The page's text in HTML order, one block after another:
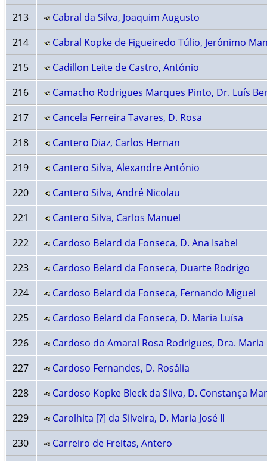
213
Cabral da Silva, Joaquim Augusto
214
Cabral Kopke de Figueiredo Túlio, Jerónimo
215
Cadillon Leite de Castro, António
216
Camacho Rodrigues Marques Pinto, Dr. Luís
217
Cancela Ferreira Tavares, D. Rosa
218
Cantero Diaz, Carlos Hernan
219
Cantero Silva, Alexandre António
220
Cantero Silva, André Nicolau
221
Cantero Silva, Carlos Manuel
222
Cardoso Belard da Fonseca, D. Ana Isabel
223
Cardoso Belard da Fonseca, Duarte Rodrigo
224
Cardoso Belard da Fonseca, Fernando Miguel
225
Cardoso Belard da Fonseca, D. Maria Luísa
226
Cardoso do Amaral Rosa Rodrigues, Dra.
227
Cardoso Fernandes, D. Rosália
228
Cardoso Kopke Bleck da Silva, D. Constança
229
Carolhita [?] da Silveira, D. Maria José II
230
Carreiro de Freitas, Antero